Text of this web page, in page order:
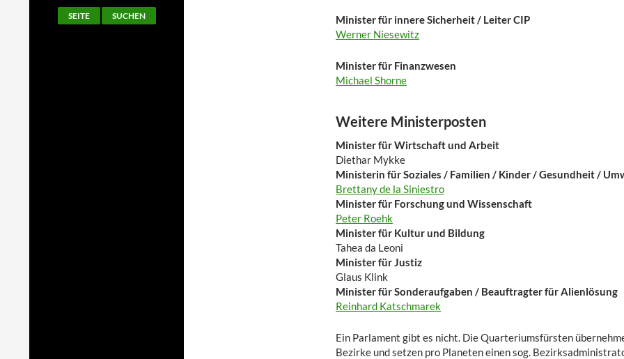
Minister für innere Sicherheit / Leiter CIP
Werner Niesewitz
Minister für Finanzwesen
Michael Shorne
Weitere Ministerposten
Minister für Wirtschaft und Arbeit
Diethar Mykke
Ministerin für Soziales / Familien / Kinder / Gesundheit /
Brettany de la Siniestro
Minister für Forschung und Wissenschaft
Peter Roehk
Minister für Kultur und Bildung
Tahea da Leoni
Minister für Justiz
Glaus Klink
Minister für Sonderaufgaben / Beauftragter für Alienlösung
Reinhard Katschmarek
Ein Parlament gibt es nicht. Die Quarteriumsfürsten
Bezirke und setzen pro Planeten einen sog.